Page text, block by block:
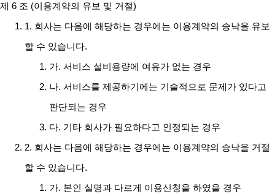
제 6 조 (이용계약의 유보 및 거절)
1. 회사는 다음에 해당하는 경우에는 이용계약의 승낙을 유보
할 수 있습니다.
가. 서비스 설비용량에 여유가 없는 경우
나. 서비스를 제공하기에는 기술적으로 문제가 있다고
판단되는 경우
다. 기타 회사가 필요하다고 인정되는 경우
2. 회사는 다음에 해당하는 경우에는 이용계약의 승낙을 거절
할 수 있습니다.
가. 본인 실명과 다르게 이용신청을 하였을 경우